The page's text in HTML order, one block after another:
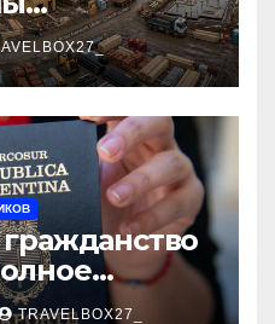
проверка
сценарии
и
TRAVELBOX27_